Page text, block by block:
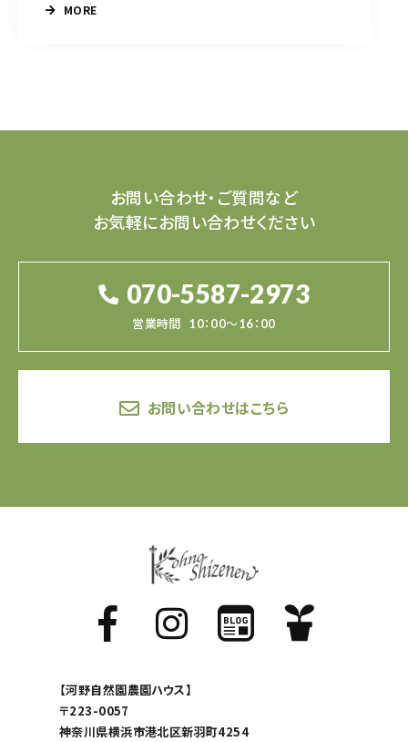
MORE
お問い合わせ・ご質問など
お気軽にお問い合わせください
070-5587-2973
営業時間 10：00～16：00
お問い合わせはこちら
【河野自然園農園ハウス】
〒223-0057
神奈川県横浜市港北区新羽町4254